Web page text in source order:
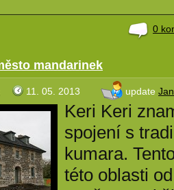
0
mandarinek
11. 05. 2013 update
Keri Keri
spojení s
kumara.
této oblasti